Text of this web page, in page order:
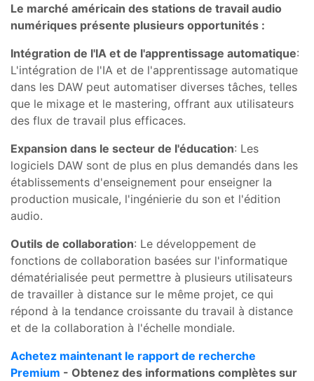
Le marché américain des stations de travail audio
numériques présente plusieurs opportunités :
Intégration de l'IA et de l'apprentissage automatique:
L'intégration de l'IA et de l'apprentissage automatique
dans les DAW peut automatiser diverses tâches, telles
que le mixage et le mastering, offrant aux utilisateurs
des flux de travail plus efficaces.
Expansion dans le secteur de l'éducation: Les
logiciels DAW sont de plus en plus demandés dans les
établissements d'enseignement pour enseigner la
production musicale, l'ingénierie du son et l'édition
audio.
Outils de collaboration: Le développement de
fonctions de collaboration basées sur l'informatique
dématérialisée peut permettre à plusieurs utilisateurs
de travailler à distance sur le même projet, ce qui
répond à la tendance croissante du travail à distance
et de la collaboration à l'échelle mondiale.
Achetez maintenant le rapport de recherche
Premium - Obtenez des informations complètes sur